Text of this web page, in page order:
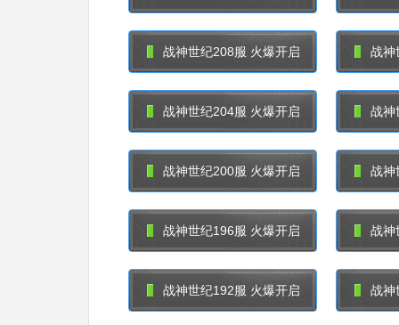
战神世纪208服 火爆开启 战神
战神世纪204服 火爆开启 战神
战神世纪200服 火爆开启 战神
战神世纪196服 火爆开启 战神
战神世纪192服 火爆开启 战神